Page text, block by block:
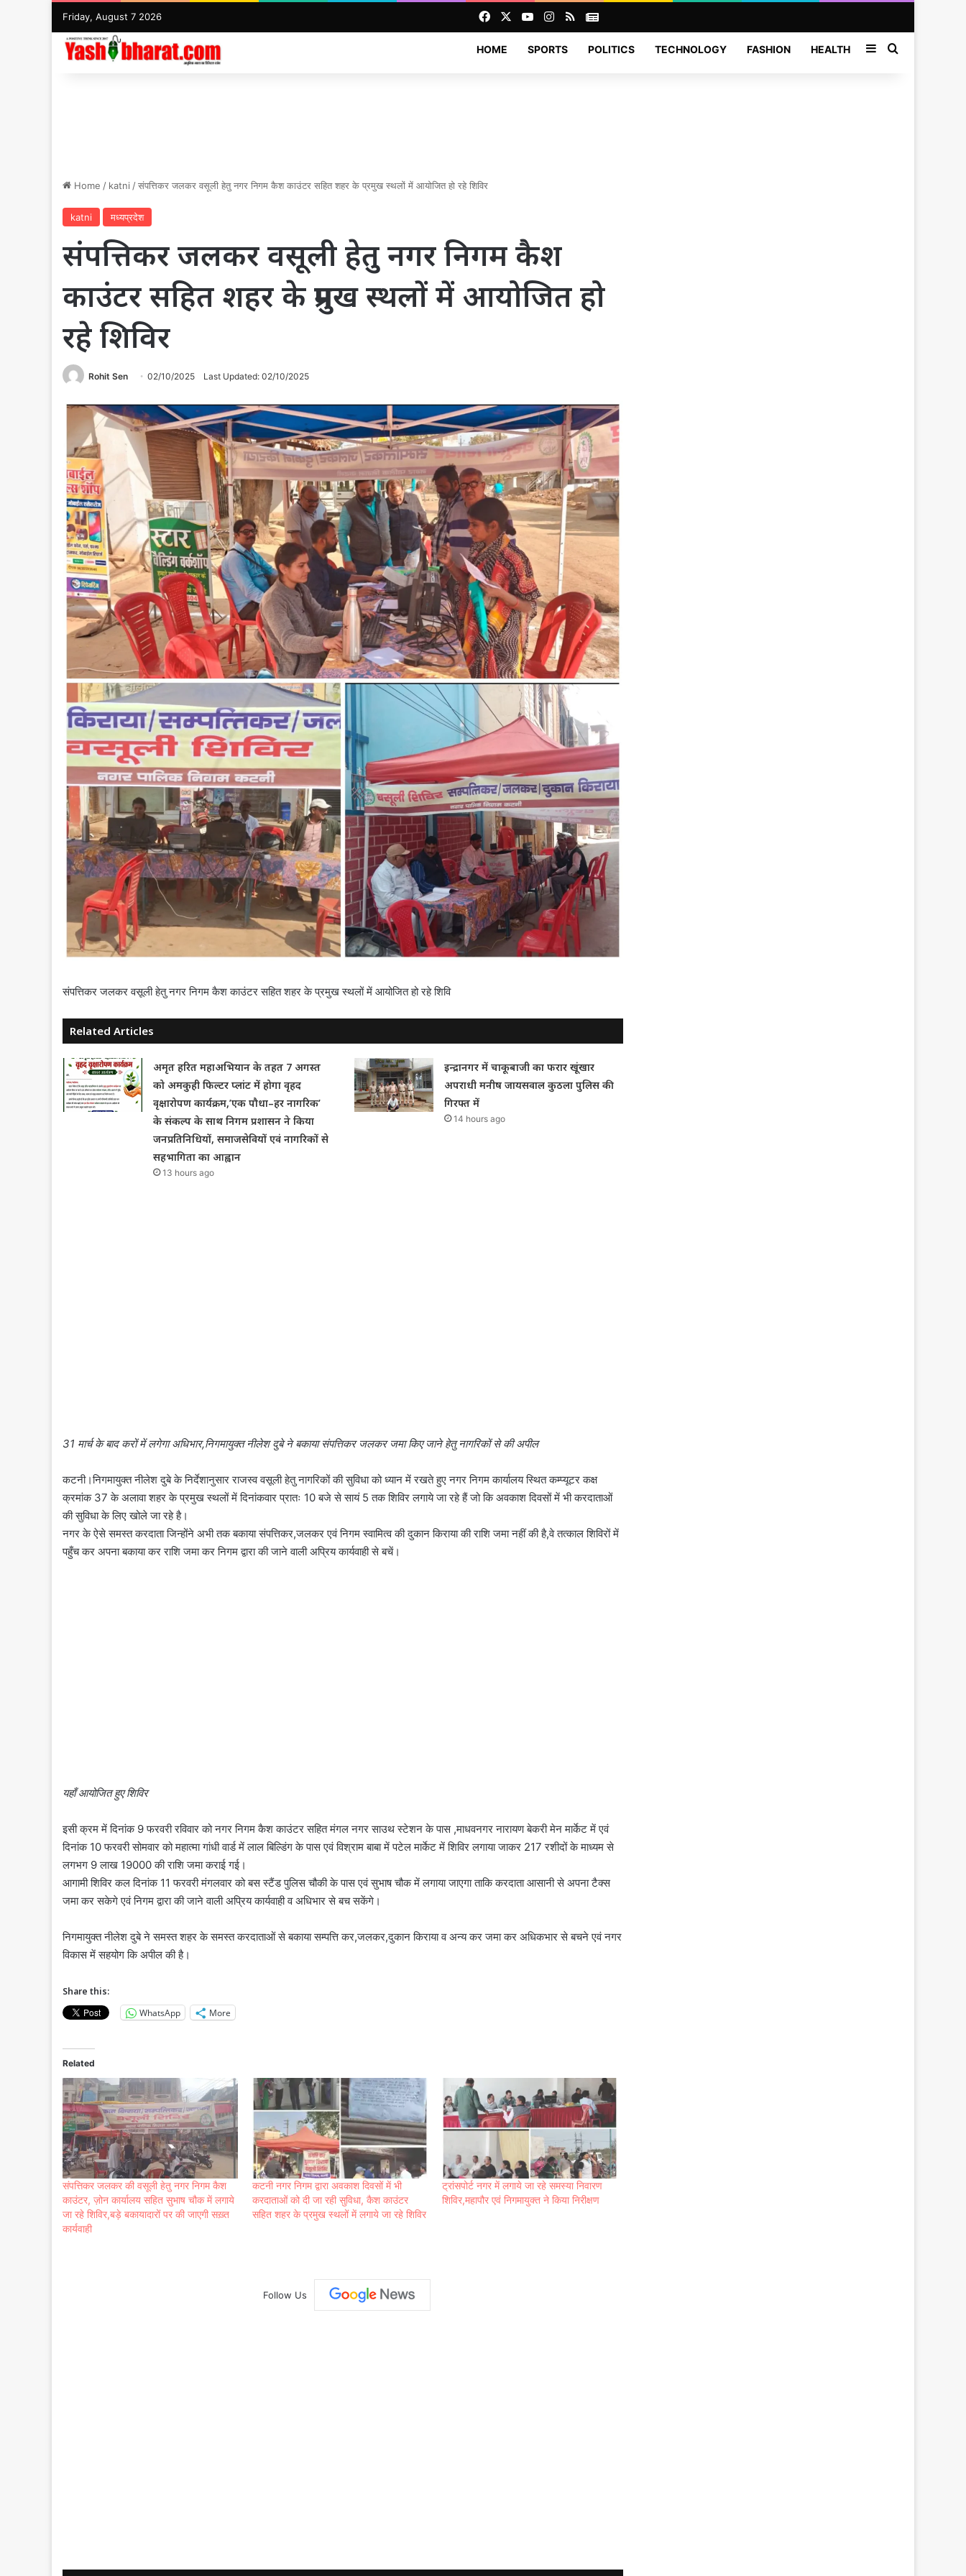
Friday, August 7 2026 FacebookYouTubeInstagram
RSSNews
HOME SPORTS POLITICS TECHNOLOGY FASHION HEALTH SidebarSearch for
Home / katni /संपत्तिकर जलकर वसूली हेतु नगर निगम कैश काउंटर सहित शहर के प्रमुख स्थलों में आयोजित हो रहे शिविर
katni मध्यप्रदेश
संपत्तिकर जलकर वसूली हेतु नगर निगम कैश
काउंटर सहित शहर के प्रमुख स्थलों में आयोजित हो
रहे शिविर
Rohit Sen 02/10/2025 Last Updated: 02/10/2025
संपत्तिकर जलकर वसूली हेतु नगर निगम कैश काउंटर सहित शहर के प्रमुख स्थलों में आयोजित हो रहे शिवि
Related Articles
अमृत हरित महाअभियान के तहत 7 अगस्त
को अमकुही फिल्टर प्लांट में होगा वृहद
वृक्षारोपण कार्यक्रम,’एक पौधा–हर नागरिक’
के संकल्प के साथ निगम प्रशासन ने किया
जनप्रतिनिधियों, समाजसेवियों एवं नागरिकों से
सहभागिता का आह्वान
13 hours ago
इन्द्रानगर में चाकूबाजी का फरार खूंखार
अपराधी मनीष जायसवाल कुठला पुलिस की
गिरफ्त में
14 hours ago
31 मार्च के बाद करों में लगेगा अधिभार,निगमायुक्त नीलेश दुबे ने बकाया संपत्तिकर जलकर जमा किए जाने हेतु नागरिकों से की अपील
कटनी।निगमायुक्त नीलेश दुबे के निर्देशानुसार राजस्व वसूली हेतु नागरिकों की सुविधा को ध्यान में रखते हुए नगर निगम कार्यालय स्थित कम्प्यूटर कक्ष
क्रमांक 37 के अलावा शहर के प्रमुख स्थलों में दिनांकवार प्रातः 10 बजे से सायं 5 तक शिविर लगाये जा रहे हैं जो कि अवकाश दिवसों में भी करदाताओं
की सुविधा के लिए खोले जा रहे है।
नगर के ऐसे समस्त करदाता जिन्होंने अभी तक बकाया संपत्तिकर,जलकर एवं निगम स्वामित्व की दुकान किराया की राशि जमा नहीं की है,वे तत्काल शिविरों में
पहुँच कर अपना बकाया कर राशि जमा कर निगम द्वारा की जाने वाली अप्रिय कार्यवाही से बचें।
यहाँ आयोजित हुए शिविर
इसी क्रम में दिनांक 9 फरवरी रविवार को नगर निगम कैश काउंटर सहित मंगल नगर साउथ स्टेशन के पास ,माधवनगर नारायण बेकरी मेन मार्केट में एवं
दिनांक 10 फरवरी सोमवार को महात्मा गांधी वार्ड में लाल बिल्डिंग के पास एवं विश्राम बाबा में पटेल मार्केट में शिविर लगाया जाकर 217 रशीदों के माध्यम से
लगभग 9 लाख 19000 की राशि जमा कराई गई।
आगामी शिविर कल दिनांक 11 फरवरी मंगलवार को बस स्टैंड पुलिस चौकी के पास एवं सुभाष चौक में लगाया जाएगा ताकि करदाता आसानी से अपना टैक्स
जमा कर सकेगे एवं निगम द्वारा की जाने वाली अप्रिय कार्यवाही व अधिभार से बच सकेंगे।
निगमायुक्त नीलेश दुबे ने समस्त शहर के समस्त करदाताओं से बकाया सम्पत्ति कर,जलकर,दुकान किराया व अन्य कर जमा कर अधिकभार से बचने एवं नगर
विकास में सहयोग कि अपील की है।
Share this:
WhatsApp
More
Related
संपत्तिकर जलकर की वसूली हेतु नगर निगम कैश
काउंटर, ज़ोन कार्यालय सहित सुभाष चौक में लगाये
जा रहे शिविर,बड़े बकायादारों पर की जाएगी सख़्त
कार्यवाही
कटनी नगर निगम द्वारा अवकाश दिवसों में भी
करदाताओं को दी जा रही सुविधा, कैश काउंटर
सहित शहर के प्रमुख स्थलों में लगाये जा रहे शिविर
ट्रांसपोर्ट नगर में लगाये जा रहे समस्या निवारण
शिविर,महापौर एवं निगमायुक्त ने किया निरीक्षण
Follow Us